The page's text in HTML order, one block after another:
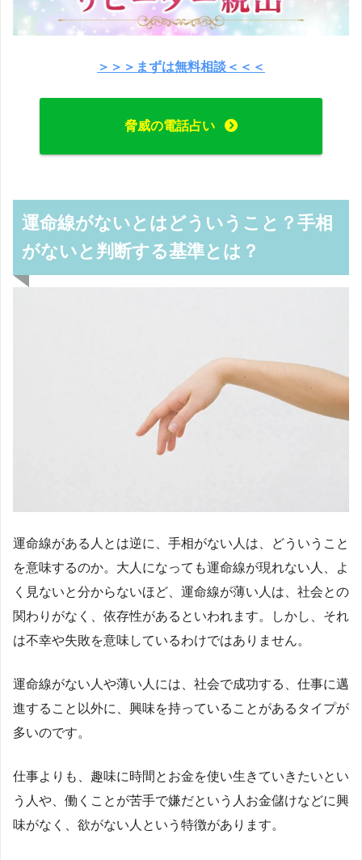
＞＞＞まずは無料相談＜＜＜
脅威の電話占い
運命線がないとはどういうこと？手相
がないと判断する基準とは？
運命線がある人とは逆に、手相がない人は、どういうこと
を意味するのか。大人になっても運命線が現れない人、よ
く見ないと分からないほど、運命線が薄い人は、社会との
関わりがなく、依存性があるといわれます。しかし、それ
は不幸や失敗を意味しているわけではありません。
運命線がない人や薄い人には、社会で成功する、仕事に邁
進すること以外に、興味を持っていることがあるタイプが
多いのです。
仕事よりも、趣味に時間とお金を使い生きていきたいとい
う人や、働くことが苦手で嫌だという人お金儲けなどに興
味がなく、欲がない人という特徴があります。